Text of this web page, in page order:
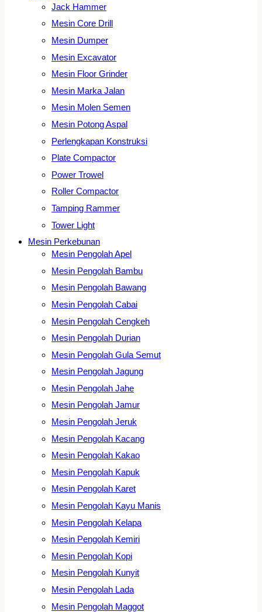
Jack Hammer
Mesin Core Drill
Mesin Dumper
Mesin Excavator
Mesin Floor Grinder
Mesin Marka Jalan
Mesin Molen Semen
Mesin Potong Aspal
Perlengkapan Konstruksi
Plate Compactor
Power Trowel
Roller Compactor
Tamping Rammer
Tower Light
Mesin Perkebunan
Mesin Pengolah Apel
Mesin Pengolah Bambu
Mesin Pengolah Bawang
Mesin Pengolah Cabai
Mesin Pengolah Cengkeh
Mesin Pengolah Durian
Mesin Pengolah Gula Semut
Mesin Pengolah Jagung
Mesin Pengolah Jahe
Mesin Pengolah Jamur
Mesin Pengolah Jeruk
Mesin Pengolah Kacang
Mesin Pengolah Kakao
Mesin Pengolah Kapuk
Mesin Pengolah Karet
Mesin Pengolah Kayu Manis
Mesin Pengolah Kelapa
Mesin Pengolah Kemiri
Mesin Pengolah Kopi
Mesin Pengolah Kunyit
Mesin Pengolah Lada
Mesin Pengolah Maggot